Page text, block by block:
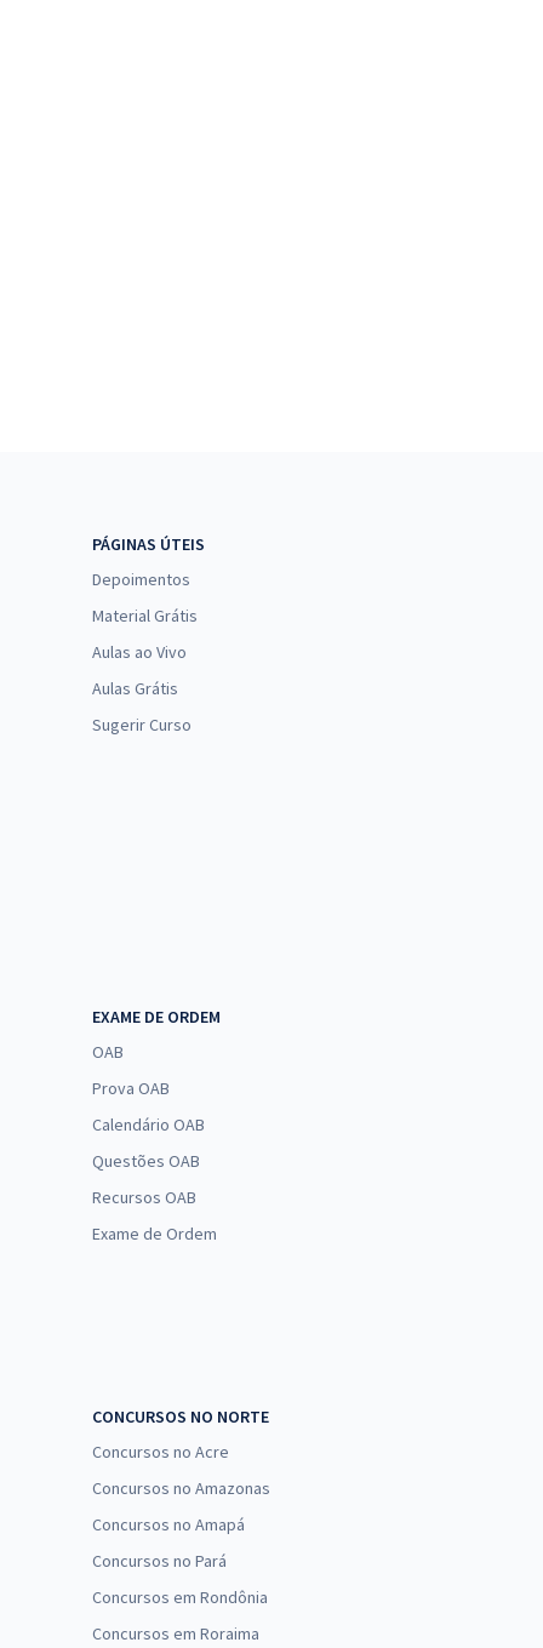
PÁGINAS ÚTEIS
Depoimentos
Material Grátis
Aulas ao Vivo
Aulas Grátis
Sugerir Curso
EXAME DE ORDEM
OAB
Prova OAB
Calendário OAB
Questões OAB
Recursos OAB
Exame de Ordem
CONCURSOS NO NORTE
Concursos no Acre
Concursos no Amazonas
Concursos no Amapá
Concursos no Pará
Concursos em Rondônia
Concursos em Roraima